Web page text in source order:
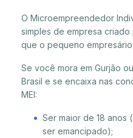
O Microempreendedor
simples de empresa
que o pequeno empresário
Se você mora em Gurjão
Brasil e se encaixa nas
MEI:
Ser maior de 18 anos
ser emancipado);